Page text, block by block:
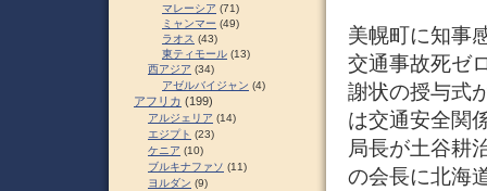
美幌町に知事
交通事故死ゼ
謝状の授与式
は交通安全関
局長が土谷耕
の会長に北海
マレーシア (71)
ミャンマー (49)
ラオス (43)
東ティモール (13)
西アジア (34)
アゼルバイジャン (4)
アフリカ (199)
アルジェリア (14)
エジプト (23)
ケニア (10)
ブルキナファソ (11)
ヨルダン (9)